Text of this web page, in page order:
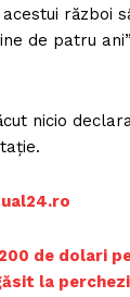
război
de patru
nicio
de dolari
la